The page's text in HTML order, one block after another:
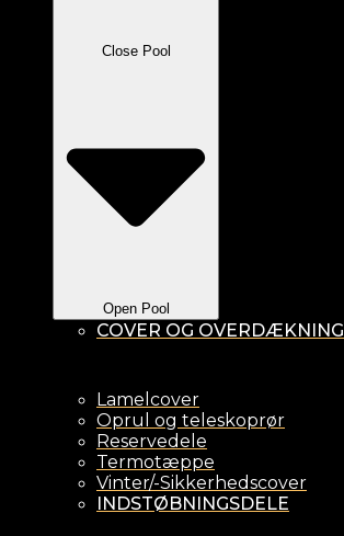
Close Pool
Open Pool
COVER OG OVERDÆKNING
Lamelcover
Oprul og teleskoprør
Reservedele
Termotæppe
Vinter/-Sikkerhedscover
INDSTØBNINGSDELE